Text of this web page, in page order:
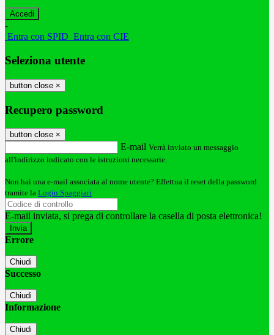
-
Entra con SPID Entra con CIE
Seleziona utente
button close ×
Recupero password
button close ×
E-mail Verrà inviato un messaggio
all'indirizzo indicato con le istruzioni necessarie.
Non hai una e-mail associata al nome utente? Effettua il reset della password
tramite la Login Spaggiari
E-mail inviata, si prega di controllare la casella di posta elettronica!
Errore
Chiudi
Successo
Chiudi
Informazione
Chiudi